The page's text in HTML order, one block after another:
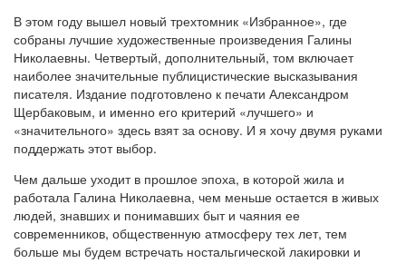
В этом году вышел новый трехтомник «Избранное», где
собраны лучшие художественные произведения Галины
Николаевны. Четвертый, дополнительный, том включает
наиболее значительные публицистические высказывания
писателя. Издание подготовлено к печати Александром
Щербаковым, и именно его критерий «лучшего» и
«значительного» здесь взят за основу. И я хочу двумя руками
поддержать этот выбор.
Чем дальше уходит в прошлое эпоха, в которой жила и
работала Галина Николаевна, чем меньше остается в живых
людей, знавших и понимавших быт и чаяния ее
современников, общественную атмосферу тех лет, тем
больше мы будем встречать ностальгической лакировки и